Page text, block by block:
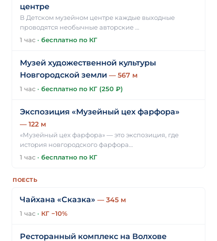
центре
В Детском музейном центре каждые выходные
проводятся необычные авторские …
1 час · бесплатно по КГ
Музей художественной культуры
Новгородской земли — 567 м
1 час · бесплатно по КГ (250 ₽)
Экспозиция «Музейный цех фарфора»
— 122 м
«Музейный цех фарфора» — это экспозиция, где
история новгородского фарфора…
1 час · бесплатно по КГ
ПОЕСТЬ
Чайхана «Сказка» — 345 м
1 час · КГ −10%
Ресторанный комплекс на Волхове